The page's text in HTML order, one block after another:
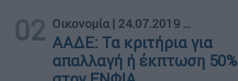
02 Οικονομία | 24.07.2019 11:42
ΑΑΔΕ: Τα κριτήρια για
απαλλαγή ή έκπτωση 50%